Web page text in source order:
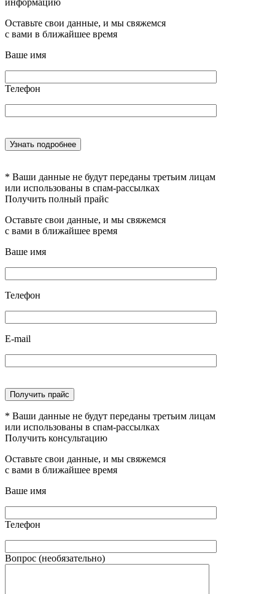
Оставьте свои данные, и мы свяжемся
с вами в ближайшее время
Ваше имя
Телефон
* Ваши данные не будут переданы третьим лицам
или использованы в спам-рассылках
Получить полный прайс
Оставьте свои данные, и мы свяжемся
с вами в ближайшее время
Ваше имя
Телефон
E-mail
* Ваши данные не будут переданы третьим лицам
или использованы в спам-рассылках
Получить консультацию
Оставьте свои данные, и мы свяжемся
с вами в ближайшее время
Ваше имя
Телефон
Вопрос (необязательно)